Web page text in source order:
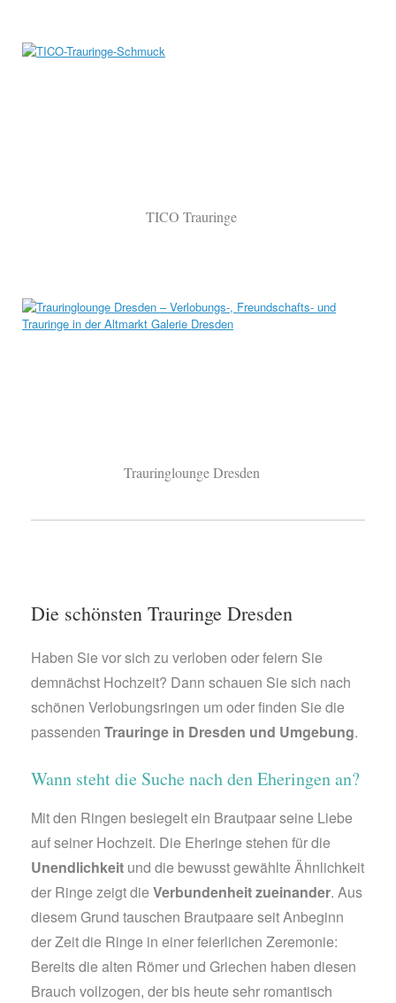
TICO Trauringe
Trauringlounge Dresden
Die schönsten Trauringe Dresden
Haben Sie vor sich zu verloben oder feiern Sie
demnächst Hochzeit? Dann schauen Sie sich nach
schönen Verlobungsringen um oder finden Sie die
passenden Trauringe in Dresden und Umgebung.
Wann steht die Suche nach den Eheringen an?
Mit den Ringen besiegelt ein Brautpaar seine Liebe
auf seiner Hochzeit. Die Eheringe stehen für die
Unendlichkeit und die bewusst gewählte Ähnlichkeit
der Ringe zeigt die Verbundenheit zueinander. Aus
diesem Grund tauschen Brautpaare seit Anbeginn
der Zeit die Ringe in einer feierlichen Zeremonie:
Bereits die alten Römer und Griechen haben diesen
Brauch vollzogen, der bis heute sehr romantisch